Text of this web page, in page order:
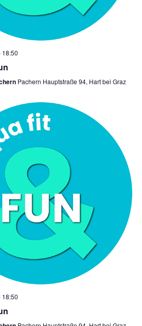
18:50
Pachern Hauptstraße 94, Hart bei Graz
18:50